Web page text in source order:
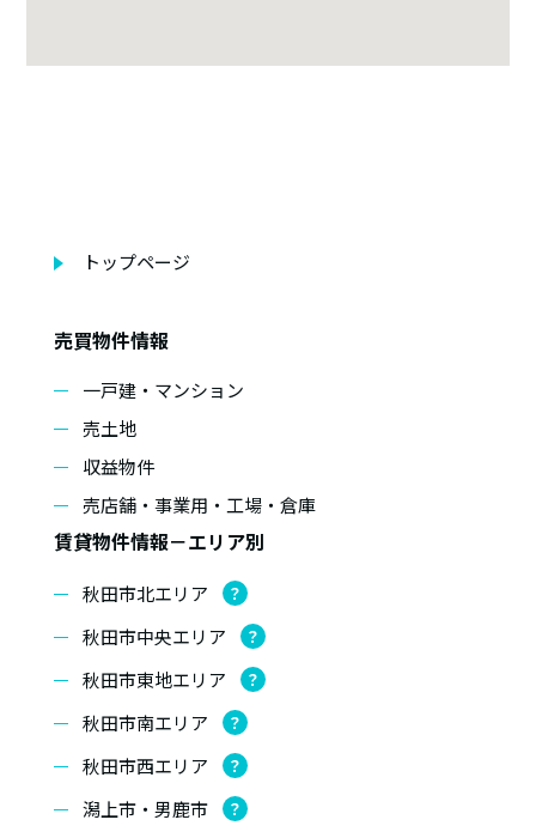
トップページ
売買物件情報
一戸建・マンション
売土地
収益物件
売店舗・事業用・工場・倉庫
賃貸物件情報－エリア別
秋田市北エリア ？
秋田市中央エリア ？
秋田市東地エリア ？
秋田市南エリア ？
秋田市西エリア ？
潟上市・男鹿市 ？